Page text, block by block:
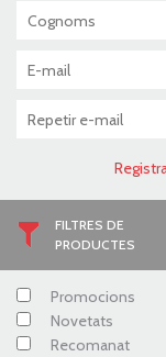
FILTRES DE
PRODUCTES
Promocions
Novetats
Recomanat